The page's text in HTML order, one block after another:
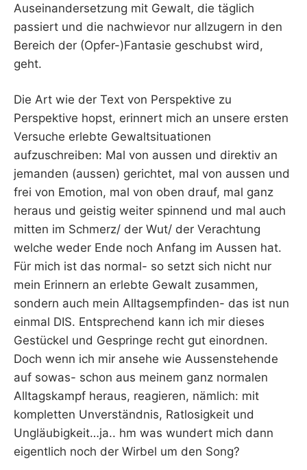
Auseinandersetzung mit Gewalt, die täglich
passiert und die nachwievor nur allzugern in den
Bereich der (Opfer-)Fantasie geschubst wird,
geht.
Die Art wie der Text von Perspektive zu
Perspektive hopst, erinnert mich an unsere ersten
Versuche erlebte Gewaltsituationen
aufzuschreiben: Mal von aussen und direktiv an
jemanden (aussen) gerichtet, mal von aussen und
frei von Emotion, mal von oben drauf, mal ganz
heraus und geistig weiter spinnend und mal auch
mitten im Schmerz/ der Wut/ der Verachtung
welche weder Ende noch Anfang im Aussen hat.
Für mich ist das normal- so setzt sich nicht nur
mein Erinnern an erlebte Gewalt zusammen,
sondern auch mein Alltagsempfinden- das ist nun
einmal DIS. Entsprechend kann ich mir dieses
Gestückel und Gespringe recht gut einordnen.
Doch wenn ich mir ansehe wie Aussenstehende
auf sowas- schon aus meinem ganz normalen
Alltagskampf heraus, reagieren, nämlich: mit
kompletten Unverständnis, Ratlosigkeit und
Ungläubigkeit…ja.. hm was wundert mich dann
eigentlich noch der Wirbel um den Song?